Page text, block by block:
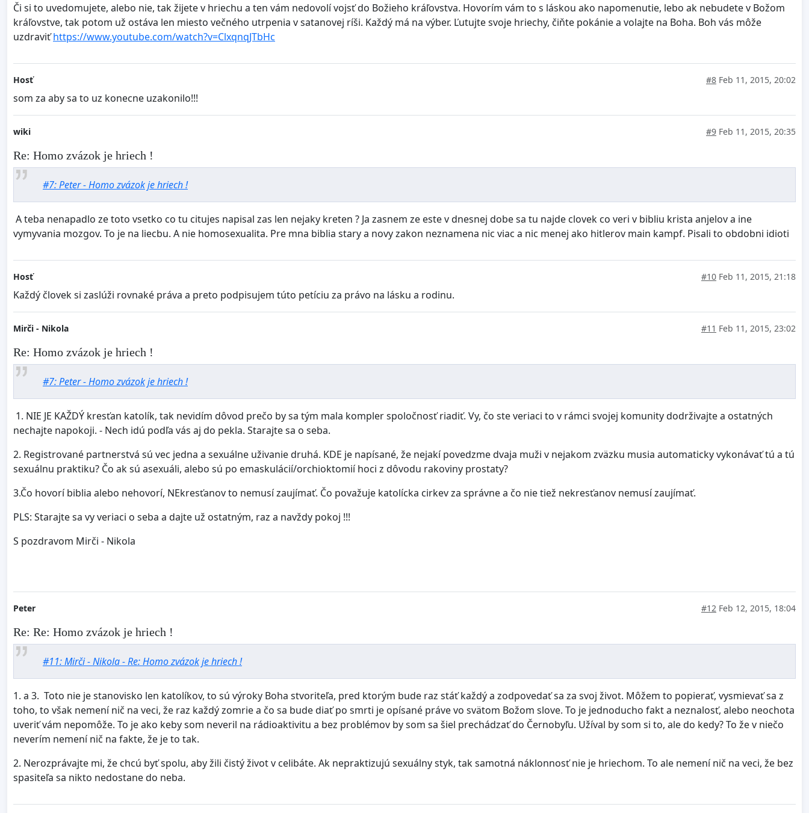
Či si to uvedomujete, alebo nie, tak žijete v hriechu a ten vám nedovolí vojsť do Božieho kráľovstva. Hovorím vám to s láskou ako napomenutie, lebo ak nebudete v Božom
kráľovstve, tak potom už ostáva len miesto večného utrpenia v satanovej ríši. Každý má na výber. Ľutujte svoje hriechy, čiňte pokánie a volajte na Boha. Boh vás môže
uzdraviťhttps://www.youtube.com/watch?v=ClxqnqJTbHc
Hosť #8 Feb 11, 2015, 20:02
som za aby sa to uz konecne uzakonilo!!!
wiki #9 Feb 11, 2015, 20:35
Re: Homo zvázok je hriech !
#7: Peter - Homo zvázok je hriech !
A teba nenapadlo ze toto vsetko co tu citujes napisal zas len nejaky kreten ? Ja zasnem ze este v dnesnej dobe sa tu najde clovek co veri v bibliu krista anjelov a ine
vymyvania mozgov. To je na liecbu. A nie homosexualita. Pre mna biblia stary a novy zakon neznamena nic viac a nic menej ako hitlerov main kampf. Pisali to obdobni idioti
Hosť #10 Feb 11, 2015, 21:18
Každý človek si zaslúži rovnaké práva a preto podpisujem túto petíciu za právo na lásku a rodinu.
Mirči - Nikola #11 Feb 11, 2015, 23:02
Re: Homo zvázok je hriech !
#7: Peter - Homo zvázok je hriech !
1. NIE JE KAŽDÝ kresťan katolík, tak nevidím dôvod prečo by sa tým mala kompler spoločnosť riadiť. Vy, čo ste veriaci to v rámci svojej komunity dodrživajte a ostatných
nechajte napokoji. - Nech idú podľa vás aj do pekla. Starajte sa o seba.
2. Registrované partnerstvá sú vec jedna a sexuálne uživanie druhá. KDE je napísané, že nejakí povedzme dvaja muži v nejakom zväzku musia automaticky vykonávať tú a tú
sexuálnu praktiku? Čo ak sú asexuáli, alebo sú po emaskulácií/orchioktomií hoci z dôvodu rakoviny prostaty?
3.Čo hovorí biblia alebo nehovorí, NEkresťanov to nemusí zaujímať. Čo považuje katolícka cirkev za správne a čo nie tiež nekresťanov nemusí zaujímať.
PLS: Starajte sa vy veriaci o seba a dajte už ostatným, raz a navždy pokoj !!!
S pozdravom Mirči - Nikola
Peter #12 Feb 12, 2015, 18:04
Re: Re: Homo zvázok je hriech !
#11: Mirči - Nikola - Re: Homo zvázok je hriech !
1. a 3. Toto nie je stanovisko len katolíkov, to sú výroky Boha stvoriteľa, pred ktorým bude raz stáť každý a zodpovedať sa za svoj život. Môžem to popierať, vysmievať sa z
toho, to však nemení nič na veci, že raz každý zomrie a čo sa bude diať po smrti je opísané práve vo svätom Božom slove. To je jednoducho fakt a neznalosť, alebo neochota
uveriť vám nepomôže. To je ako keby som neveril na rádioaktivitu a bez problémov by som sa šiel prechádzať do Černobyľu. Užíval by som si to, ale do kedy? To že v niečo
neverím nemení nič na fakte, že je to tak.
2. Nerozprávajte mi, že chcú byť spolu, aby žili čistý život v celibáte. Ak nepraktizujú sexuálny styk, tak samotná náklonnosť nie je hriechom. To ale nemení nič na veci, že bez
spasiteľa sa nikto nedostane do neba.